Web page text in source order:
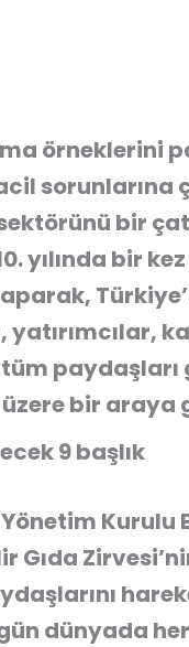
örneklerini
sorunlarına
bir
yılında bir
paydaşları
bir araya
9 başlık
Kurulu
dünyada her